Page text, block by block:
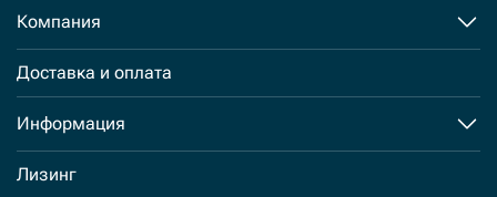
Компания
Доставка и оплата
Информация
Лизинг